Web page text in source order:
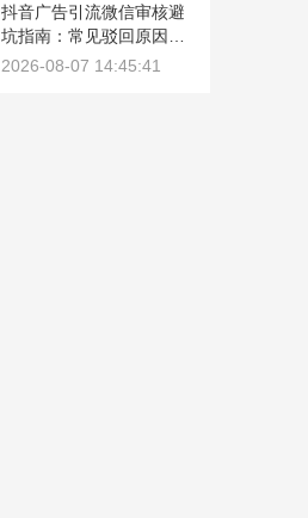
抖音广告引流微信审核避
坑指南：常见驳回原因与
解决方法
2026-08-07 14:45:41